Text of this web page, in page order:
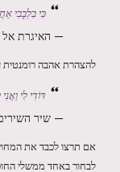
כִּי בִלְבָבִי
— האיגרת אל
להצהרת אהבה רומנטית
דּוֹדִי לִי וַאֲנִי
— שיר השירים
אם תרצו לכבד את
לבחור באחד ממשלי